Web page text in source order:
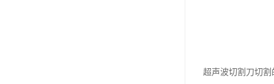
超声波切割刀切割